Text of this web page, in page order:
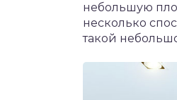
небольшую
несколько
такой